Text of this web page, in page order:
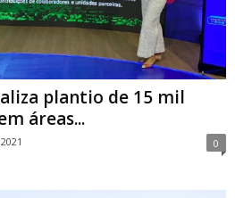
plantio de 15 mil
áreas...
0